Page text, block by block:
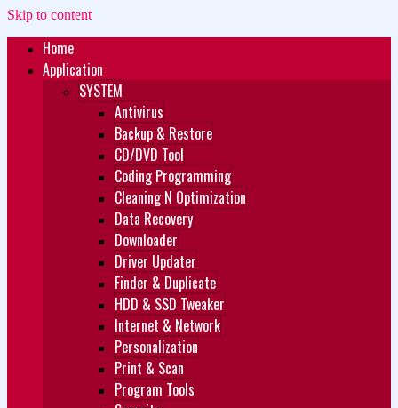
Skip to content
Zukét Printing
Free Download
Home
Application
SYSTEM
Antivirus
Backup & Restore
CD/DVD Tool
Coding Programming
Cleaning N Optimization
Data Recovery
Downloader
Driver Updater
Finder & Duplicate
HDD & SSD Tweaker
Internet & Network
Personalization
Print & Scan
Program Tools